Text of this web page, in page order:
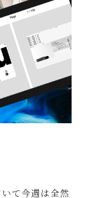
て今週は全然